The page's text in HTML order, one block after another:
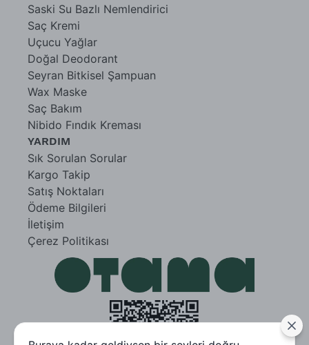
Saski Su Bazlı Nemlendirici
Saç Kremi
Uçucu Yağlar
Doğal Deodorant
Seyran Bitkisel Şampuan
Wax Maske
Saç Bakım
Nibido Fındık Kreması
YARDIM
Sık Sorulan Sorular
Kargo Takip
Satış Noktaları
Ödeme Bilgileri
İletişim
Çerez Politikası